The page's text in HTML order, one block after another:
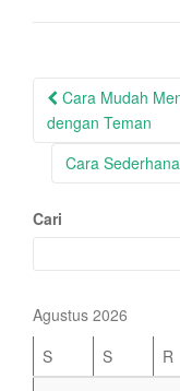
Post
navigation
Cara Mudah
dengan Teman
Cara
Cari
Agustus 2026
S
S R